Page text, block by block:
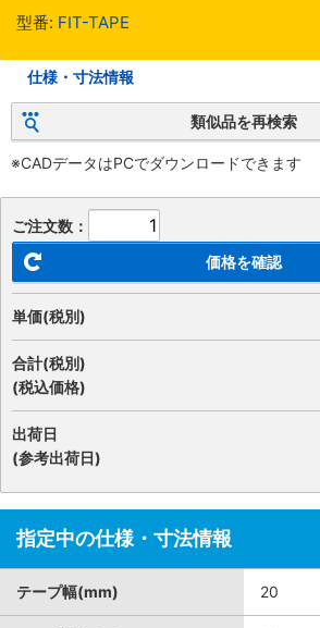
型番: FIT-TAPE
仕様・寸法情報
類似品を再検索
※CADデータはPCでダウンロードできます
ご注文数：
価格を確認
単価(税別)
合計(税別)
(税込価格)
出荷日
(参考出荷日)
指定中の仕様・寸法情報
テープ幅(mm) 20